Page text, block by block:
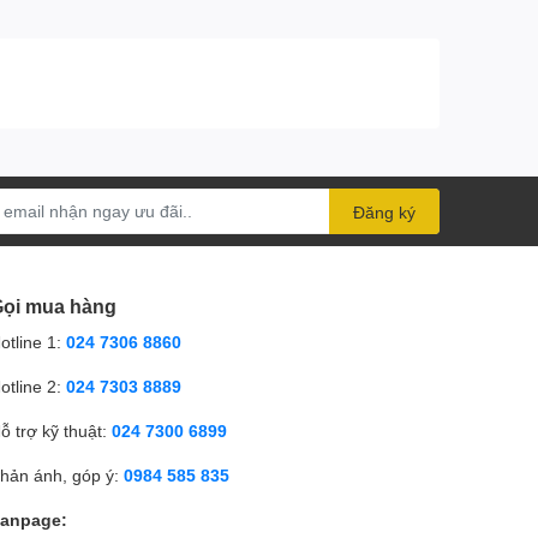
Đăng ký
mua hàng
1: 024 7306 8860
2: 024 7303 8889
trợ kỹ thuật: 024 7300 6899
ánh, góp ý: 0984 585 835